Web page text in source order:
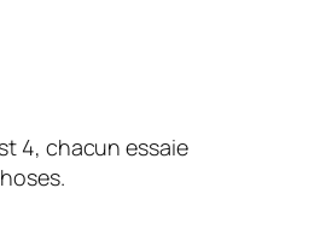
4, chacun essaie